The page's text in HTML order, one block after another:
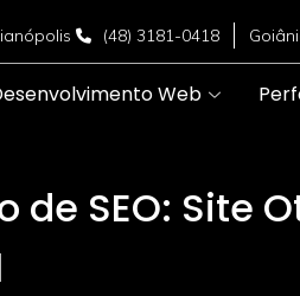
(48) 3181-0418
Web
de SEO: Site